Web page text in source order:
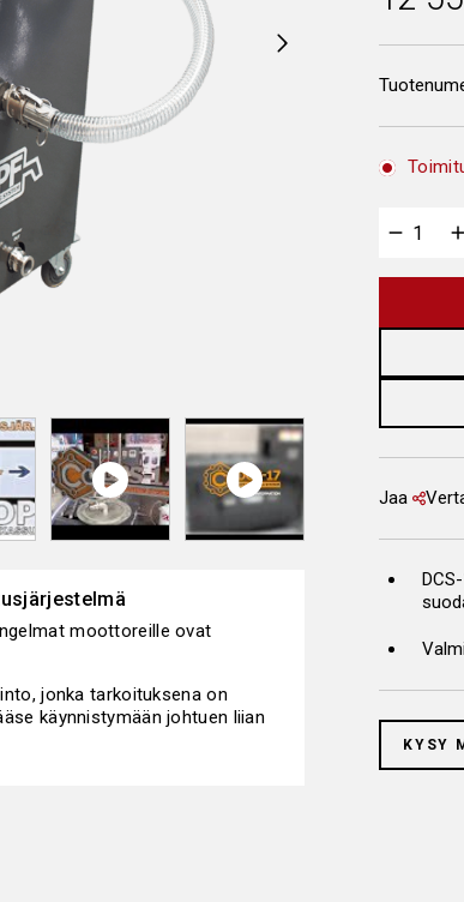
Jaa
KYSY
moottoreille ovat
jonka tarkoituksena on
käynnistymään johtuen liian
voidaan puhdistaa irrallaan
kustannuksista.